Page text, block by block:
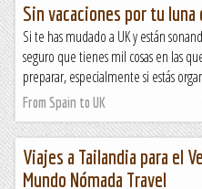
Sin vacaciones por tu luna
Si te has mudado a UK y están
seguro que tienes mil cosas en las
preparar, especialmente si estás
From Spain to UK
Viajes a Tailandia para el
Mundo Nómada Travel